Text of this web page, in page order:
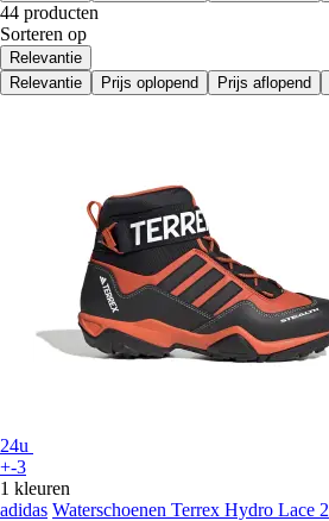
44 producten
Sorteren op
Relevantie
Relevantie
Prijs oplopend Prijs aflopend
24u
+-3
1 kleuren
adidas Waterschoenen Terrex Hydro Lace 2